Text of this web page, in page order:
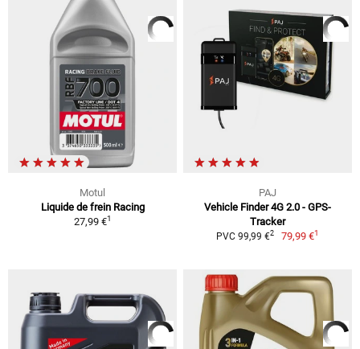
Motul
Liquide de frein Racing
27,99 €1
PAJ
Vehicle Finder 4G 2.0 - GPS-
Tracker
PVC 99,99 €2 79,99 €1